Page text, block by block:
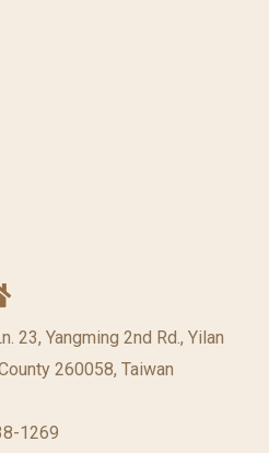
23, Yangming 2nd Rd., Yilan
260058, Taiwan
1269